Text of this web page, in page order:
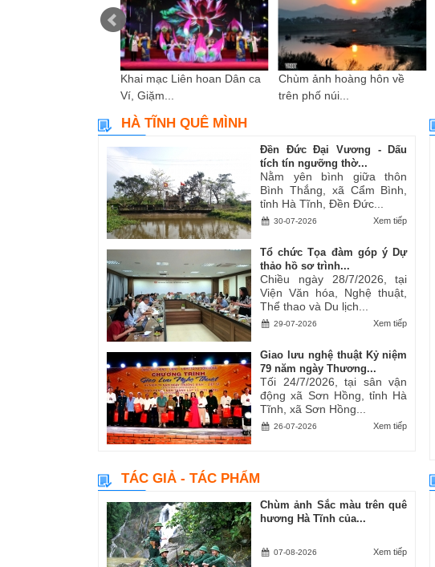
Khai mạc Liên hoan Dân ca
Ví, Giặm...
Chùm ảnh hoàng hôn về
trên phố núi...
HÀ TĨNH QUÊ MÌNH
Đền Đức Đại Vương - Dấu
tích tín ngưỡng thờ...
Nằm yên bình giữa thôn
Bình Thắng, xã Cẩm Bình,
tỉnh Hà Tĩnh, Đền Đức...
Xem tiếp
30-07-2026
Tổ chức Tọa đàm góp ý Dự
thảo hồ sơ trình...
Chiều ngày 28/7/2026, tại
Viện Văn hóa, Nghệ thuật,
Thể thao và Du lịch...
Xem tiếp
29-07-2026
Giao lưu nghệ thuật Kỷ niệm
79 năm ngày Thương...
Tối 24/7/2026, tại sân vận
động xã Sơn Hồng, tỉnh Hà
Tĩnh, xã Sơn Hồng...
Xem tiếp
26-07-2026
TÁC GIẢ - TÁC PHẨM
Chùm ảnh Sắc màu trên quê
hương Hà Tĩnh của...
Xem tiếp
07-08-2026